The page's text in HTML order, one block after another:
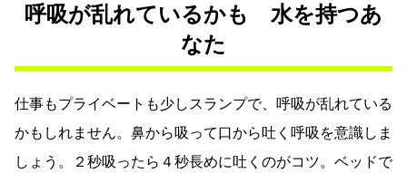
呼吸が乱れているかも 水を持つあ
なた
仕事もプライベートも少しスランプで、呼吸が乱れている
かもしれません。鼻から吸って口から吐く呼吸を意識しま
しょう。２秒吸ったら４秒長めに吐くのがコツ。ベッドで